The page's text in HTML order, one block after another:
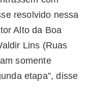
resolvido nessa
Alto da Boa
Lins (Ruas
somente
etapa”, disse